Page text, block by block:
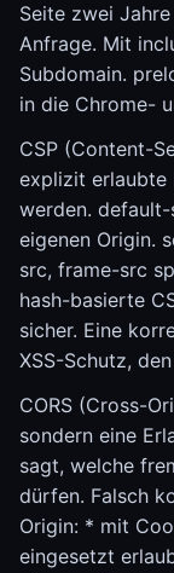
Seite zwei
Anfrage. Mit
Subdomain.
in die Chrome-
CSP (Content-
explizit erlaubte
werden.
eigenen Origin.
src, frame-src
hash-basierte
sicher. Eine
XSS-Schutz,
CORS (Cross-
sondern eine
sagt, welche
dürfen. Falsch
Origin: * mit
eingesetzt